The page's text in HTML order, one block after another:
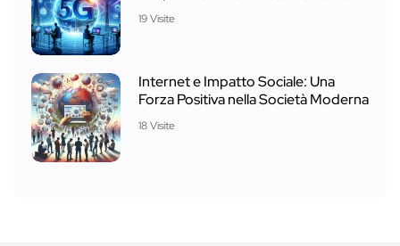
19 Visite
Internet e Impatto Sociale: Una
Forza Positiva nella Società Moderna
18 Visite